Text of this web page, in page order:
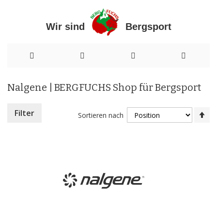
Wir sind Bergsport
zum
Inhalt
Nalgene | BERGFUCHS Shop für Bergsport
Sortieren nach
Filter